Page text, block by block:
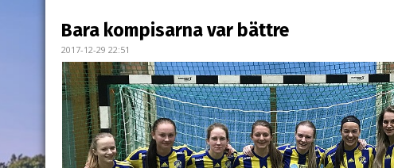
Bara kompisarna var bättre
2017-12-29 22:51